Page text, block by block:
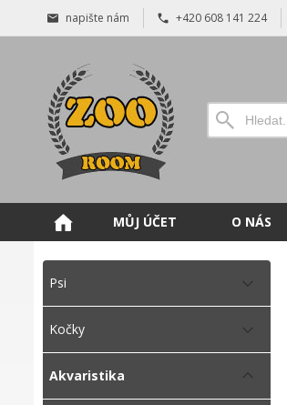
napište nám +420 608 141 224
MŮJ ÚČET O NÁS
Psi
Kočky
Akvaristika